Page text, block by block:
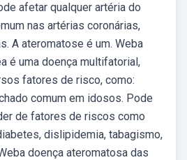
afetar qualquer artéria do
nas artérias coronárias,
A ateromatose é um. Weba
é uma doença multifatorial,
fatores de risco, como:
comum em idosos. Pode
de fatores de riscos como
dislipidemia, tabagismo,
doença ateromatosa das